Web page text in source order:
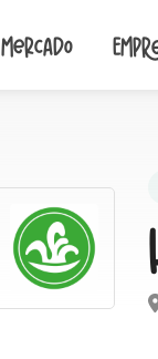
Mercado